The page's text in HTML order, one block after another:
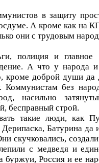
в защиту
А кроме как на
они с трудовым
полиция и главное
А что у народа
кроме доброй души да
Коммунистам без
насильно
бесправный строй.
такие люди, как
Батурина да
скучковались,
с медведя и
буржуи, Россия и ее